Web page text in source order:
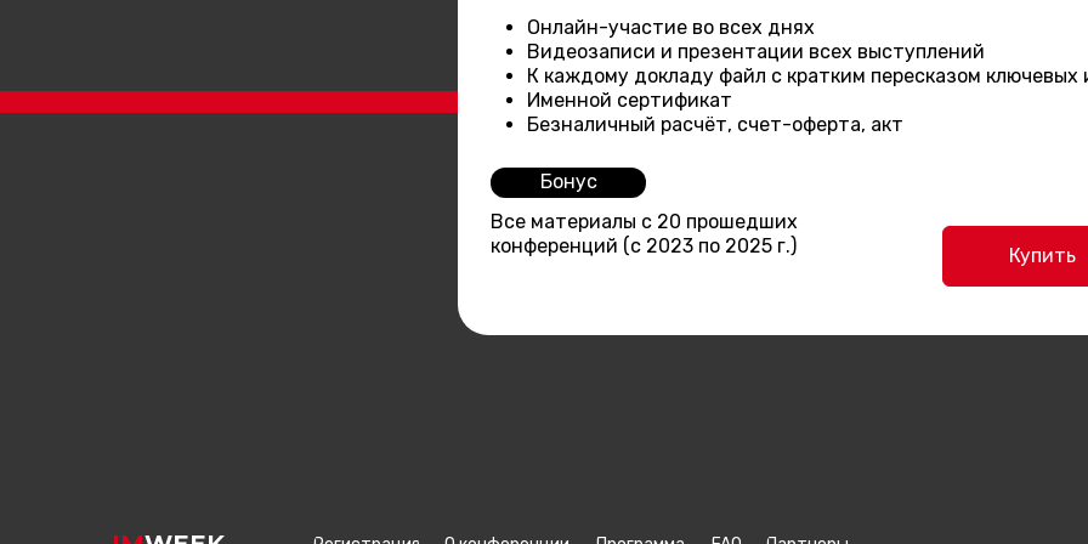
Все материалы с 20 прошедших
конференций (с 2023 по 2025 г.)
Бонус
Онлайн-участие во всех днях
Видеозаписи и презентации всех выступлений
К каждому докладу файл с кратким пересказом ключевых
Именной сертификат
Безналичный расчёт, счет-оферта, акт
Купить
Светлана Ковалёва, эксперт по экспертному контенту: